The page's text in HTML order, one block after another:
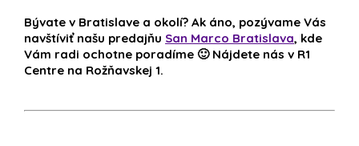
Bývate v Bratislave a okolí? Ak áno, pozývame Vás
navštíviť našu predajňu San Marco Bratislava, kde
Vám radi ochotne poradíme 🙂 Nájdete nás v R1
Centre na Rožňavskej 1.